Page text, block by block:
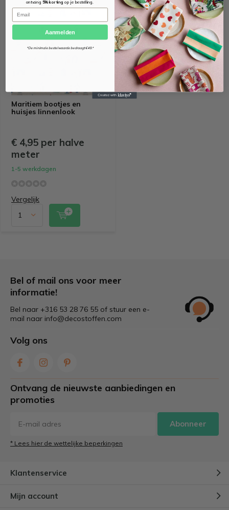
Maritiem bootjes en
huisjes linnenlook
€ 4,95 per halve
meter
1-5 werkdagen
Vergelijk
Bel of mail ons voor meer
informatie!
Bel naar +316 53 28 76 55 of stuur een e-
mail naar info@decostoffen.com
Volg ons
Ontvang de nieuwste aanbiedingen en
promoties
Abonneer
* Lees hier de wettelijke beperkingen
Klantenservice
Mijn account
ontvang 5% kortingop je bestelling.
Email
Aanmelden
*De minimale bestelwaarde bedraagt €49.*